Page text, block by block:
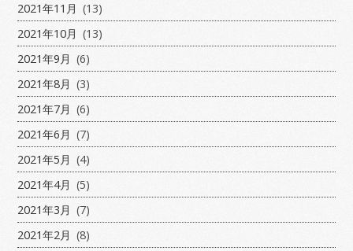
2021年11月 (13)
2021年10月 (13)
2021年9月 (6)
2021年8月 (3)
2021年7月 (6)
2021年6月 (7)
2021年5月 (4)
2021年4月 (5)
2021年3月 (7)
2021年2月 (8)